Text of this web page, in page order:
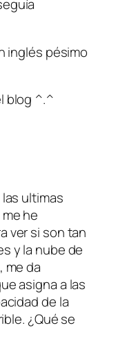
inglés pésimo
blog ^.^
ultimas
he
ver si son tan
y la nube de
da
asigna a las
de la
¿Qué se